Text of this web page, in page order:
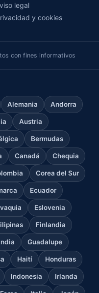
legal
y cookies
con fines informativos
Alemania Andorra
Austria
Bermudas
Canadá Chequia
Corea del Sur
Ecuador
Eslovenia
Finlandia
Guadalupe
Haití Honduras
Indonesia Irlanda